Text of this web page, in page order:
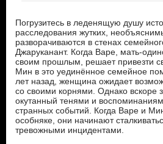
Погрузитесь в леденящую душу
расследования жутких,
разворачиваются в стенах
Джаруканант. Когда Варе, мать-
своим прошлым, решает привезти
Мин в это уединённое семейное
лет назад, женщина ожидает
со своими корнями. Однако вскоре
окутанный тенями и
странных событий. Когда Варе и
особняке, они начинают
тревожными инцидентами.